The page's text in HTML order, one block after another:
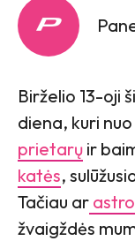
Birželio 13-oji
diena, kuri
prietarų ir
katės,
Tačiau ar
žvaigždės